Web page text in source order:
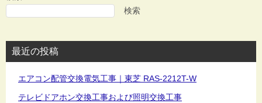
ゲ
シ
ョ
検索
最近の投稿
エアコン配管交換電気工事｜東芝 RAS-2212T-W
テレビドアホン交換工事および照明交換工事